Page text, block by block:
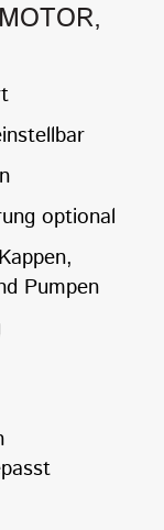
optional
Pumpen